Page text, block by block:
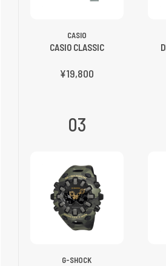
CASIO
CASIO CLASSIC
¥19,800
03
G-SHOCK